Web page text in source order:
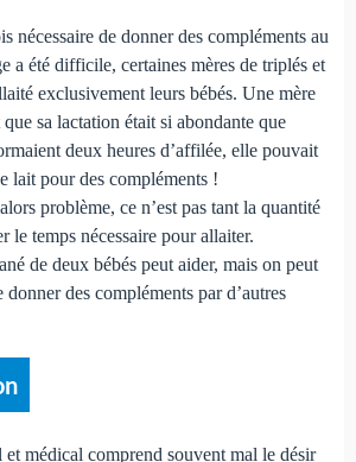
nécessaire de donner des compléments au
a été difficile, certaines mères de triplés et
exclusivement leurs bébés. Une mère
sa lactation était si abondante que
deux heures d’affilée, elle pouvait
lait pour des compléments !
problème, ce n’est pas tant la quantité
le temps nécessaire pour allaiter.
de deux bébés peut aider, mais on peut
des compléments par d’autres
et médical comprend souvent mal le désir